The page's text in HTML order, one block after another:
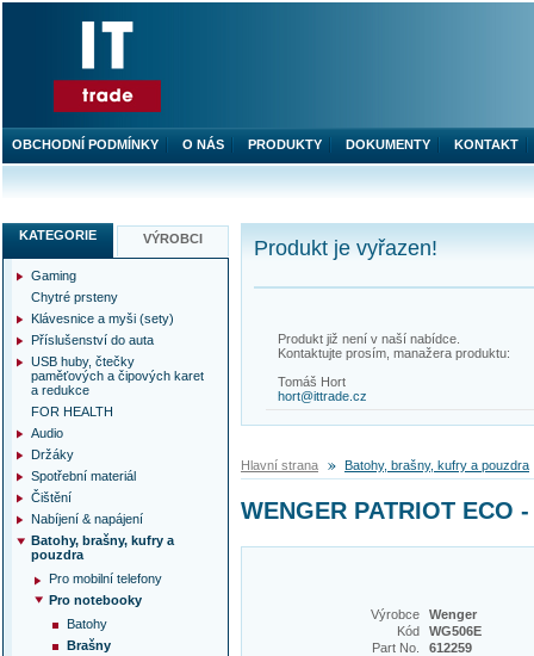
Produkt je vyřazen!
Produkt již není v naší nabídce.
Kontaktujte prosím, manažera produktu:
Tomáš Hort
hort@ittrade.cz
Hlavní strana Batohy, brašny, kufry a pouzdra
WENGER PATRIOT
Výrobce
Wenger
Kód
WG506E
Part No.
612259
KATEGORIE VÝROBCI
Gaming
Chytré prsteny
Klávesnice a myši (sety)
Příslušenství do auta
USB huby, čtečky
paměťových a čipových karet
a redukce
FOR HEALTH
Audio
Držáky
Spotřební materiál
Čištění
Nabíjení & napájení
Batohy, brašny, kufry a
pouzdra
Pro mobilní telefony
Pro notebooky
Batohy
Brašny
OBCHODNÍ PODMÍNKY O NÁS PRODUKTY DOKUMENTY KONTAKT